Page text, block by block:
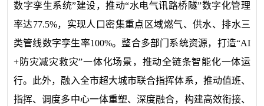
数字孪生系统”建设，推动“水电气讯路桥隧”数字化管理
率达77.5%，实现人口密集重点区域燃气、供水、排水三
类管线数字孪生率100%。整合多部门系统资源，打造“AI
+防灾减灾救灾”一体化场景，推动全链条智能化一体运
行。此外，融入全市超大城市联合指挥体系，推动值班、
指挥、调度多中心一体重塑、深度融合，构建高效衔接、